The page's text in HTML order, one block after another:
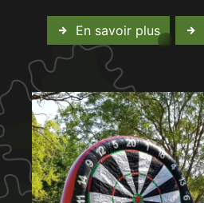
En savoir plus